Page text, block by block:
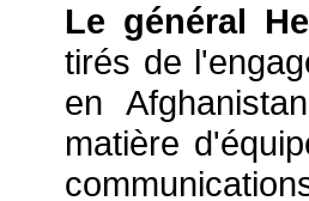
Le général
tirés de
en
matière